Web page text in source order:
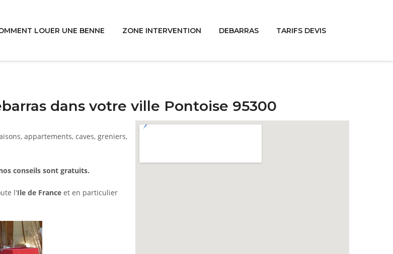
LOUER UNE BENNE ZONE INTERVENTION DEBARRAS TARIFS DEVIS
dans votre ville Pontoise 95300
appartements, caves, greniers,
conseils sont gratuits.
l'Ile de France et en particulier